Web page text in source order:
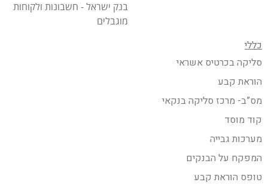
בנק ישראל - חשבונות ולקוחות
מוגבלים
כללי
סליקה בכרטיס אשראי
הוראת קבע
מס”ב- מרכז סליקה בנקאי
קוד מוסד
מערכות גבייה
המפקח על הבנקים
טופס הוראת קבע